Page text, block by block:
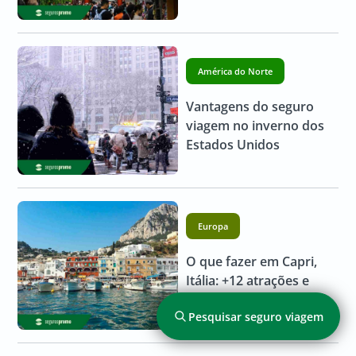
América do Norte
Vantagens do seguro
viagem no inverno dos
Estados Unidos
Europa
O que fazer em Capri,
Itália: +12 atrações e
Pesquisar seguro viagem